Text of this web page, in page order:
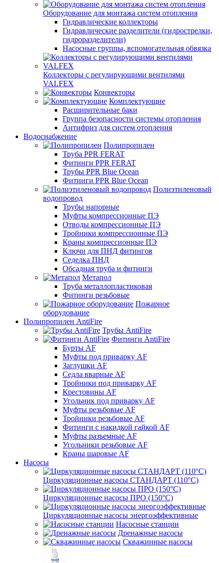
Оборудование для монтажа систем отопления
Гидравлические коллекторы
Гидравлические разделители (гидрострелки,
гидроразделители)
Насосные группы, вспомогательная обвязка
Коллекторы с регулирующими вентилями
VALFEX
Конвекторы
Комплектующие
Расширительные баки
Группа безопасности системы отопления
Антифриз для систем отопления
Водоснабжение
Полипропилен
Труба PPR FERAT
Фитинги PPR FERAT
Трубы PPR Blue Ocean
Фитинги PPR Blue Ocean
Полиэтиленовый
водопровод
Трубы напорные
Муфты компрессионные ПЭ
Отводы компрессионные ПЭ
Тройники компрессионные ПЭ
Краны компрессионные ПЭ
Ключи для ПНД фитингов
Седелка ПНД
Обсадная труба и фитинги
Метапол
Труба металлопластиковая
Фитинги резьбовые
Пожарное
оборудование
Полипропилен AntiFire
Трубы AntiFire
Фитинги AntiFire
Бурты AF
Муфты под приварку AF
Заглушки AF
Седла вварные AF
Тройники под приварку AF
Крестовины AF
Угольник под приварку AF
Муфты резьбовые AF
Тройники резьбовые AF
Фитинги с накидкой гайкой AF
Муфты разъемные AF
Угольники резьбовые AF
Краны шаровые AF
Насосы
Циркуляционные насосы СТАНДАРТ (110°C)
Циркуляционные насосы ПРО (150°C)
Циркуляционные насосы энергоэффективные
Насосные станции
Дренажные насосы
Скважинные насосы